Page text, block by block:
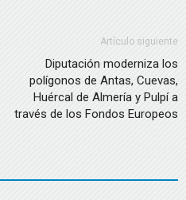
Artículo siguiente
Diputación moderniza los
polígonos de Antas, Cuevas,
Huércal de Almería y Pulpí a
través de los Fondos Europeos